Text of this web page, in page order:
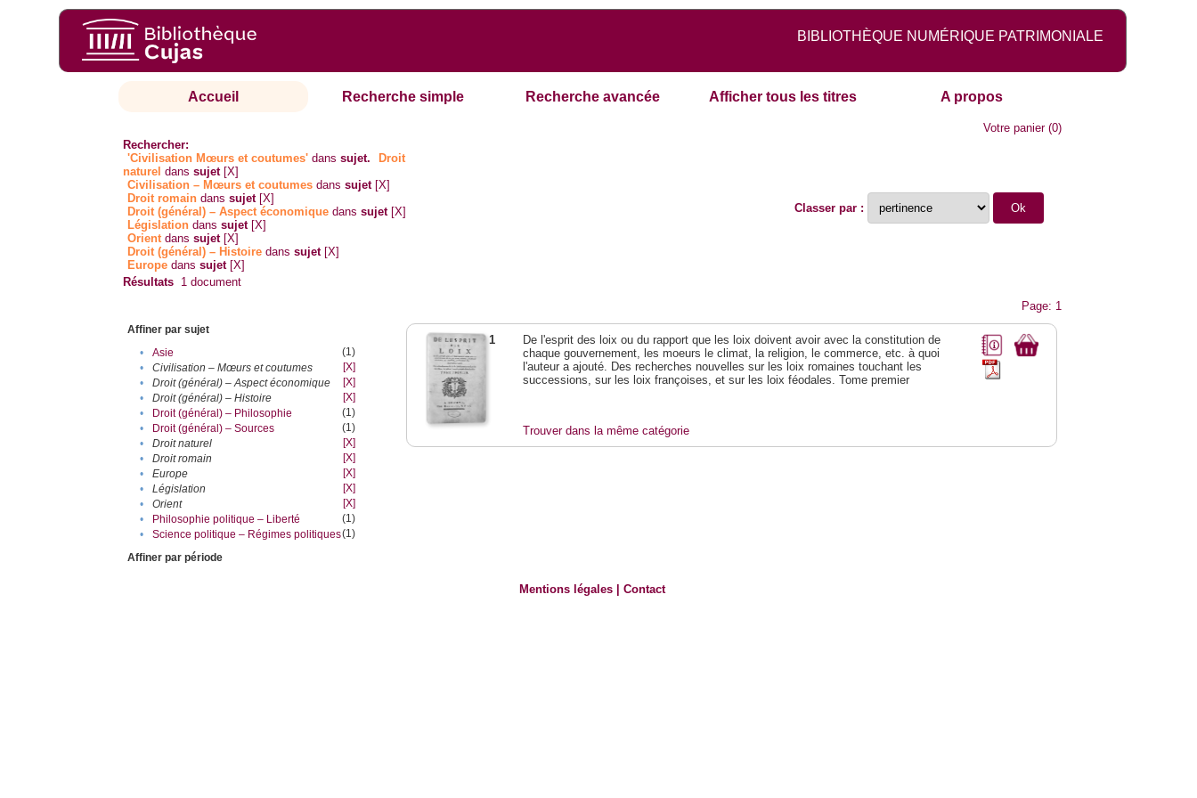
BIBLIOTHÈQUE NUMÉRIQUE PATRIMONIALE
Accueil Recherche simple Recherche avancée Afficher tous les titres A propos
Votre panier(0)
Rechercher:
'Civilisation Mœurs et coutumes' danssujet.
Droit
naturel danssujet [X]
Civilisation – Mœurs et coutumes danssujet [X]
Droit romain danssujet [X]
Droit (général) – Aspect économique danssujet [X]
Législation danssujet [X]
Orientdanssujet [X]
Droit (général) – Histoire danssujet [X]
Europe danssujet [X]
Classer par :
Résultats 1 document
Page: 1
Affiner par sujet
•
Asie
(1)
•
Civilisation – Mœurs et coutumes
[X]
•
Droit (général) – Aspect économique
[X]
•
Droit (général) – Histoire
[X]
•
Droit (général) – Philosophie
(1)
•
Droit (général) – Sources
(1)
•
Droit naturel
[X]
•
Droit romain
[X]
•
Europe
[X]
•
Législation
[X]
•
Orient
[X]
•
Philosophie politique – Liberté
(1)
•
Science politique – Régimes politiques(1)
Affiner par période
1
De l'esprit des loix ou du rapport que les loix doivent avoir avec la constitution de
chaque gouvernement, les moeurs le climat, la religion, le commerce, etc. à quoi
l'auteur a ajouté. Des recherches nouvelles sur les loix romaines touchant les
successions, sur les loix françoises, et sur les loix féodales. Tome premier
Trouver dans la même catégorie
Mentions légales |Contact